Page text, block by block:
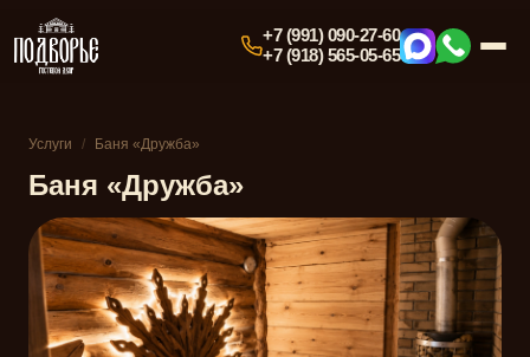
+7 (991) 090-27-60
+7 (918) 565-05-65
Услуги / Баня «Дружба»
Баня «Дружба»